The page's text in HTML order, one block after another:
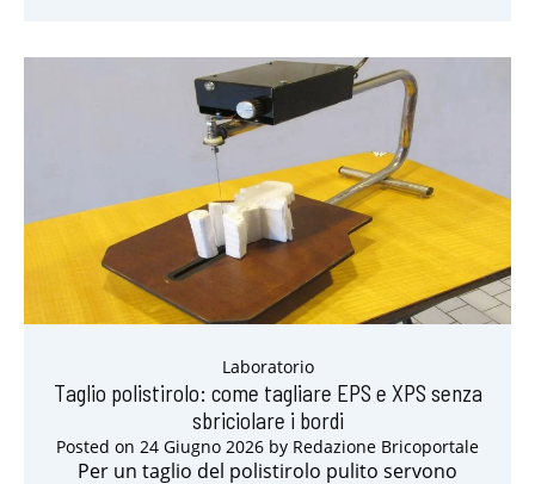
Laboratorio
Taglio polistirolo: come tagliare EPS e XPS senza
sbriciolare i bordi
Posted on 24 Giugno 2026 by Redazione Bricoportale
Per un taglio del polistirolo pulito servono